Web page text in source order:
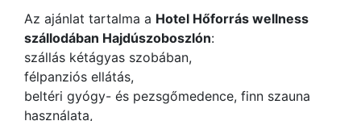
Az ajánlat tartalma a Hotel Hőforrás wellness
szállodában Hajdúszoboszlón:
szállás kétágyas szobában,
félpanziós ellátás,
beltéri gyógy- és pezsgőmedence, finn szauna
használata,